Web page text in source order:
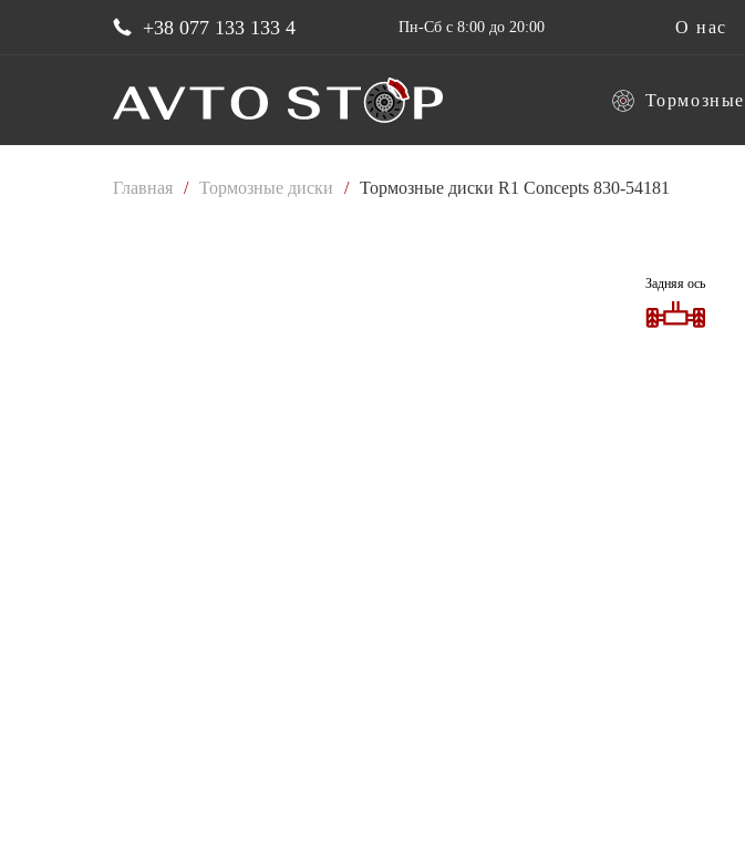
+38 077 133 133 4 Пн-Сб с 8:00 до 20:00 О нас
Главная / Тормозные диски / Тормозные диски R1 Concepts 830-54181
Задняя ось